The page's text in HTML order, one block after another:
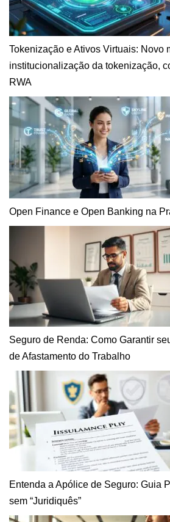
Tokenização e Ativos Virtuais: Novo
institucionalização da tokenização,
RWA
Open Finance e Open Banking na
Seguro de Renda: Como Garantir
de Afastamento do Trabalho
Entenda a Apólice de Seguro: Guia
sem “Juridiquês”